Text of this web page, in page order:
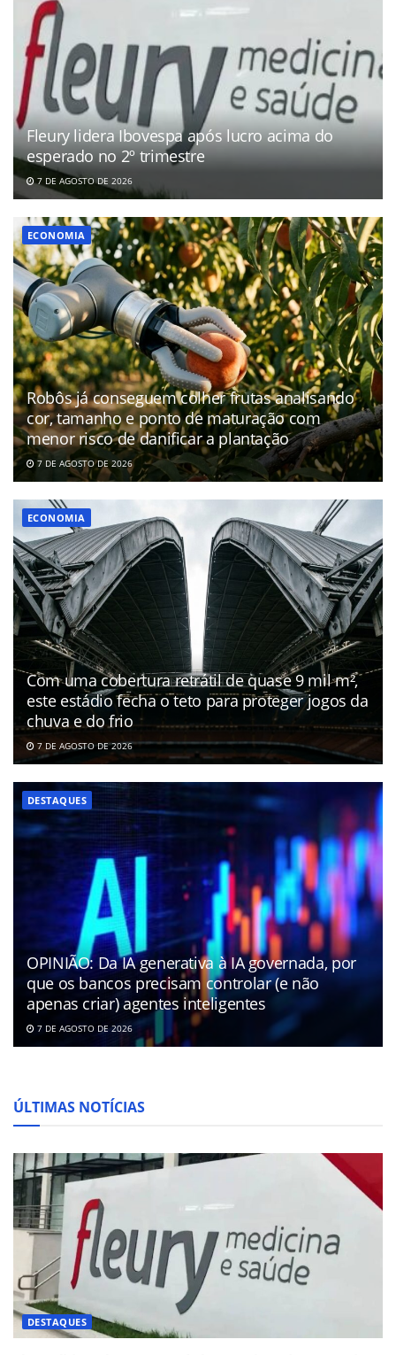
Fleury lidera Ibovespa após lucro acima do
esperado no 2º trimestre
7 DE AGOSTO DE 2026
ECONOMIA
Robôs já conseguem colher frutas analisando
cor, tamanho e ponto de maturação com
menor risco de danificar a plantação
7 DE AGOSTO DE 2026
ECONOMIA
Com uma cobertura retrátil de quase 9 mil m²,
este estádio fecha o teto para proteger jogos da
chuva e do frio
7 DE AGOSTO DE 2026
DESTAQUES
OPINIÃO: Da IA generativa à IA governada, por
que os bancos precisam controlar (e não
apenas criar) agentes inteligentes
7 DE AGOSTO DE 2026
ÚLTIMAS NOTÍCIAS
DESTAQUES